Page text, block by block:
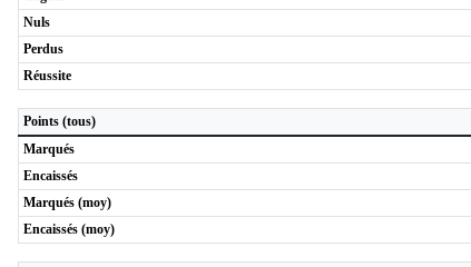
Nuls
Perdus
Réussite
Points (tous)
Marqués
Encaissés
Marqués (moy)
Encaissés (moy)